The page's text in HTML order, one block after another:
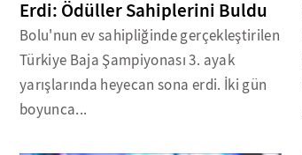
Erdi: Ödüller Sahiplerini Buldu
Bolu'nun ev sahipliğinde gerçekleştirilen
Türkiye Baja Şampiyonası 3. ayak
yarışlarında heyecan sona erdi. İki gün
boyunca...